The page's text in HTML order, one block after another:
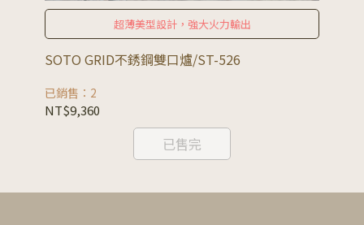
超薄美型設計，強大火力輸出
SOTO GRID不銹鋼雙口爐/ST-526
已銷售：2
NT$9,360
已售完